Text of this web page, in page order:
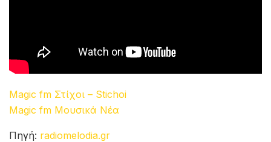
Magic fm Στίχοι – Stichoi
Magic fm Μουσικά Νέα
Πηγή: radiomelodia.gr